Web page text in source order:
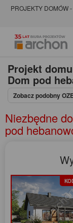
PROJEKTY DOMÓW
Projekt domu
Dom pod
Zobacz podobny
Niezbędne
pod